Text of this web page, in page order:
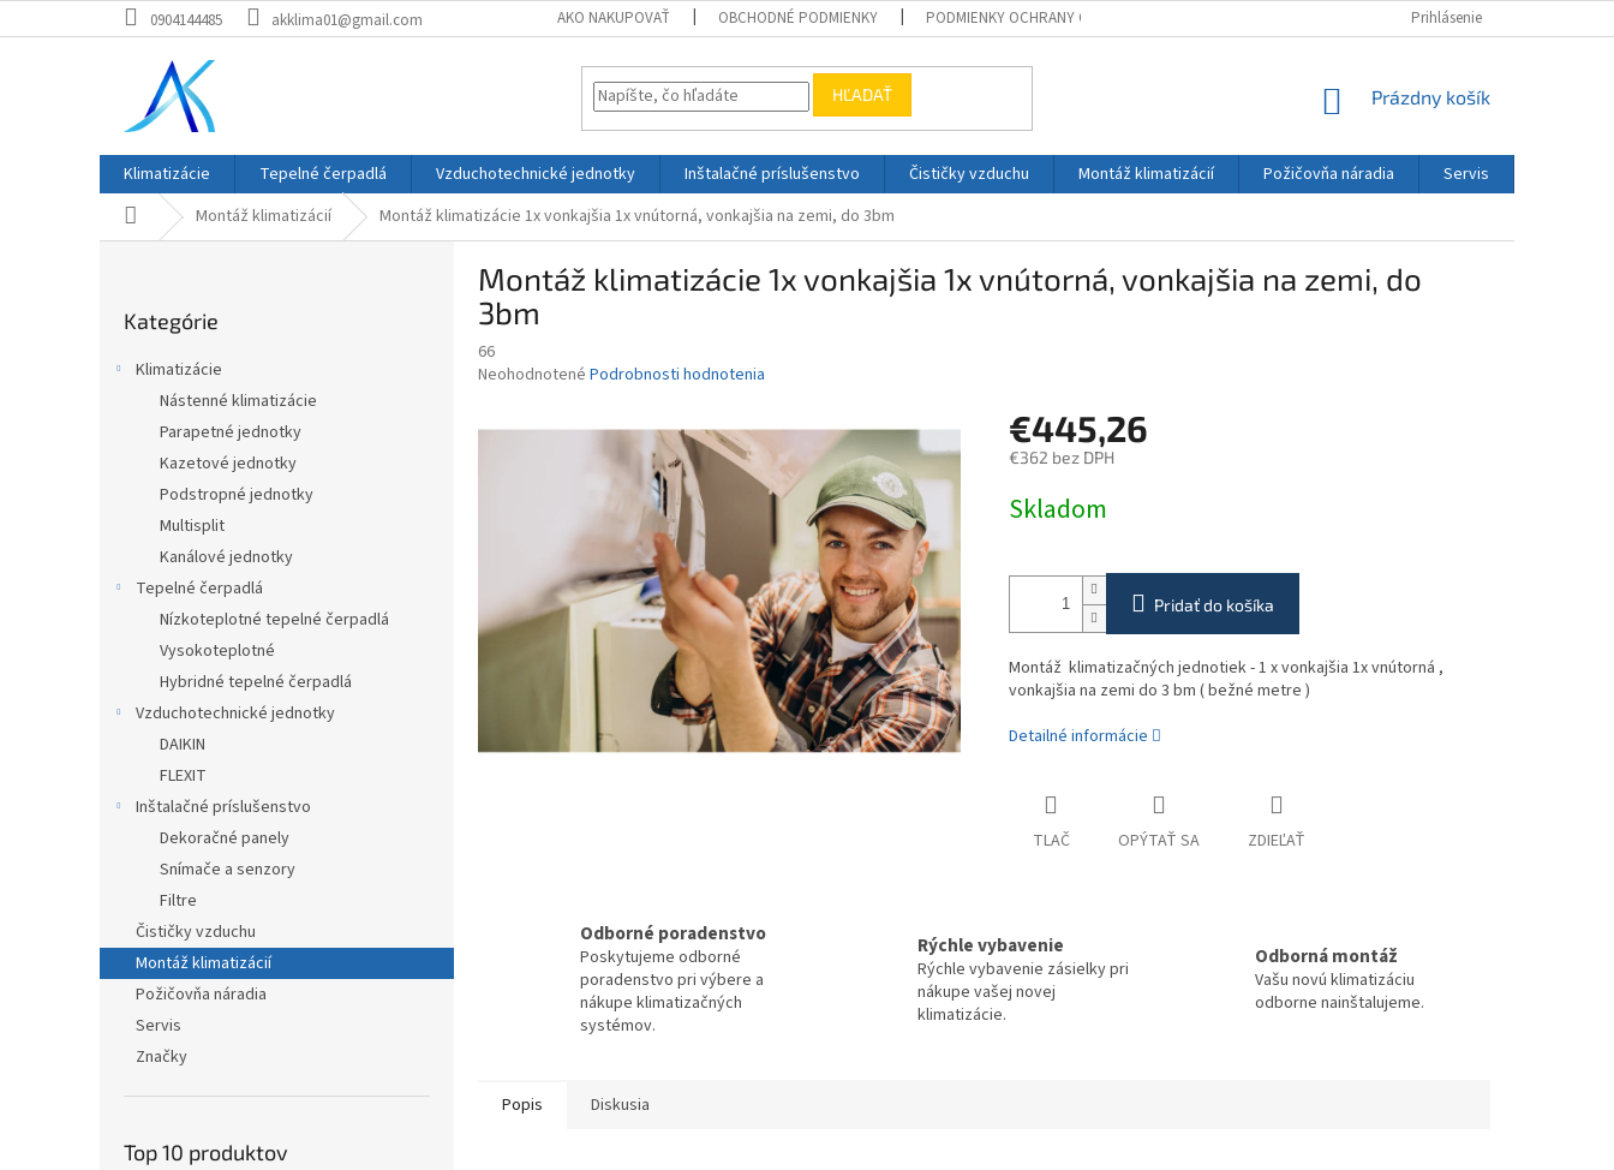
na
0904144485 akklima01@gmail.com AKO NAKUPOVAŤ OBCHODNÉ PODMIENKY PODMIENKY OCHRANY OSOBNÝCH ÚDAJOV Prihlásenie
HĽADAŤ
NÁKUPNÝ
Prázdny košík
Klimatizácie Tepelné čerpadlá Vzduchotechnické jednotky Inštalačné príslušenstvo Čističky vzduchu Montáž klimatizácií Požičovňa náradia Servis
DomovMontáž klimatizácií Montáž klimatizácie 1x vonkajšia 1x vnútorná, vonkajšia na zemi, do 3bm
kategórie
Kategórie
Klimatizácie
Nástenné klimatizácie
Parapetné jednotky
Kazetové jednotky
Podstropné jednotky
Multisplit
Kanálové jednotky
Tepelné čerpadlá
Nízkoteplotné tepelné čerpadlá
Vysokoteplotné
Hybridné tepelné čerpadlá
Vzduchotechnické jednotky
DAIKIN
FLEXIT
Inštalačné príslušenstvo
Dekoračné panely
Snímače a senzory
Filtre
Čističky vzduchu
Montáž klimatizácií
Požičovňa náradia
Servis
Značky
Top 10 produktov
Montáž klimatizácie 1x vonkajšia 1x vnútorná, vonkajšia na zemi, do
3bm
66
Priemerné
Neohodnotené Podrobnosti hodnotenia
€445,26
€362 bez DPH
cena:
Skladom
Pridať do košíka
Montáž klimatizačných jednotiek - 1 x vonkajšia 1x vnútorná ,
vonkajšia na zemi do 3 bm ( bežné metre )
Detailné informácie
TLAČ OPÝTAŤ SA ZDIEĽAŤ
Odborné poradenstvo
Poskytujeme odborné
poradenstvo pri výbere a
nákupe klimatizačných
systémov.
Rýchle vybavenie
Rýchle vybavenie zásielky pri
nákupe vašej novej
klimatizácie.
Odborná montáž
Vašu novú klimatizáciu
odborne nainštalujeme.
Popis Diskusia